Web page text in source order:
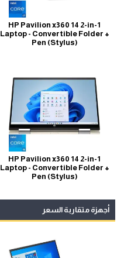
HP Pavilion x360 14 2-in-1
Laptop - Convertible Folder +
Pen (Stylus)
HP Pavilion x360 14 2-in-1
Laptop - Convertible Folder +
Pen (Stylus)
أجهزة متقاربة السعر